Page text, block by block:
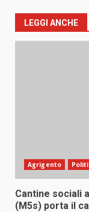
LEGGI ANCHE
Agrigento
Cantine sociali
(M5s) porta il